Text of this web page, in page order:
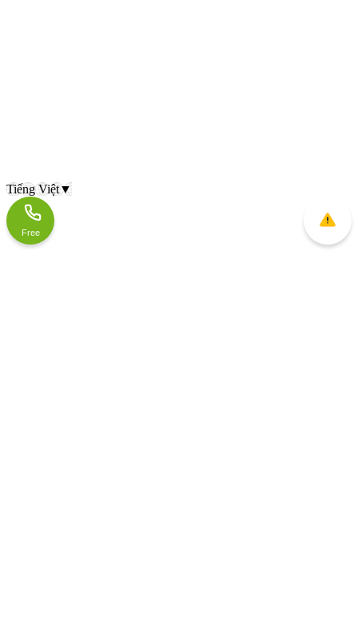
Tiếng Việt▼
Free